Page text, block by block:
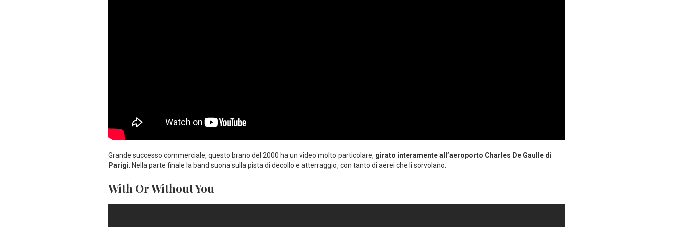
Grande successo commerciale, questo brano del 2000 ha un video molto particolare, girato interamente all’aeroporto Charles De Gaulle di
Parigi. Nella parte finale la band suona sulla pista di decollo e atterraggio, con tanto di aerei che li sorvolano.
With Or Without You